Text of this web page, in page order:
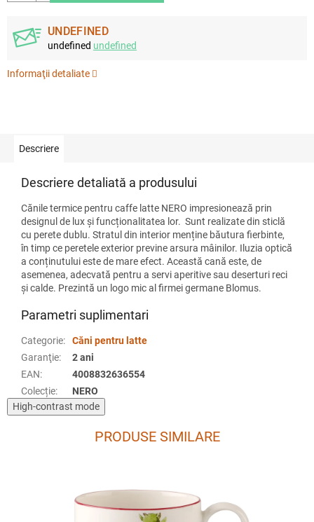
UNDEFINED
undefined undefined
Informaţii detaliate
Descriere
Descriere detaliată a produsului
Cănile termice pentru caffe latte NERO impresionează prin
designul de lux și funcționalitatea lor. Sunt realizate din sticlă
cu perete dublu. Stratul din interior menține băutura fierbinte,
în timp ce peretele exterior previne arsura mâinilor. Iluzia optică
a conținutului este de mare efect. Această cană este, de
asemenea, adecvată pentru a servi aperitive sau deserturi reci
și calde. Prezintă un logo mic al firmei germane Blomus.
Parametri suplimentari
Categorie:
Căni pentru latte
Garanţie:
2 ani
EAN:
4008832636554
Colecție:
NERO
High-contrast mode
PRODUSE SIMILARE